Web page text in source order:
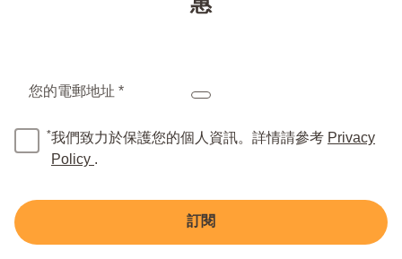
惠
您的電郵地址 *
*我們致力於保護您的個人資訊。詳情請參考 Privacy
Policy .
訂閱